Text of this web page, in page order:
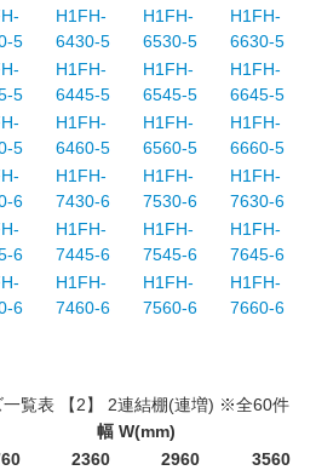
5
H1FH-
6430-5
H1FH-
6530-5
H1FH-
6630-5
5
H1FH-
6445-5
H1FH-
6545-5
H1FH-
6645-5
5
H1FH-
6460-5
H1FH-
6560-5
H1FH-
6660-5
6
H1FH-
7430-6
H1FH-
7530-6
H1FH-
7630-6
6
H1FH-
7445-6
H1FH-
7545-6
H1FH-
7645-6
6
H1FH-
7460-6
H1FH-
7560-6
H1FH-
7660-6
覧表 【2】 2連結棚(連増) ※全60件
幅 W(mm)
2360 2960 3560